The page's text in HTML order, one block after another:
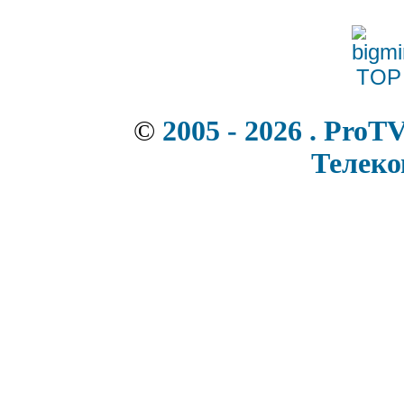
© 2005 - 2026 .